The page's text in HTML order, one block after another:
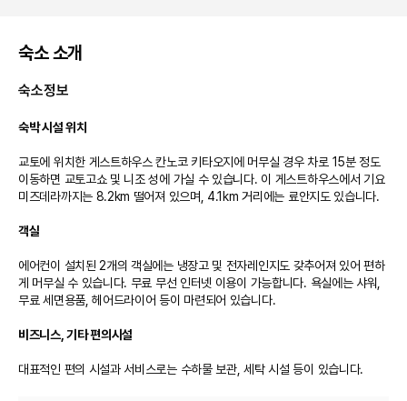
숙소 소개
숙소정보
숙박 시설 위치
교토에 위치한 게스트하우스 칸노코 키타오지에 머무실 경우 차로 15분 정도
이동하면 교토고쇼 및 니조 성에 가실 수 있습니다. 이 게스트하우스에서 기요
미즈데라까지는 8.2km 떨어져 있으며, 4.1km 거리에는 료안지도 있습니다.
객실
에어컨이 설치된 2개의 객실에는 냉장고 및 전자레인지도 갖추어져 있어 편하
게 머무실 수 있습니다. 무료 무선 인터넷 이용이 가능합니다. 욕실에는 샤워,
무료 세면용품, 헤어드라이어 등이 마련되어 있습니다.
비즈니스, 기타 편의시설
대표적인 편의 시설과 서비스로는 수하물 보관, 세탁 시설 등이 있습니다.